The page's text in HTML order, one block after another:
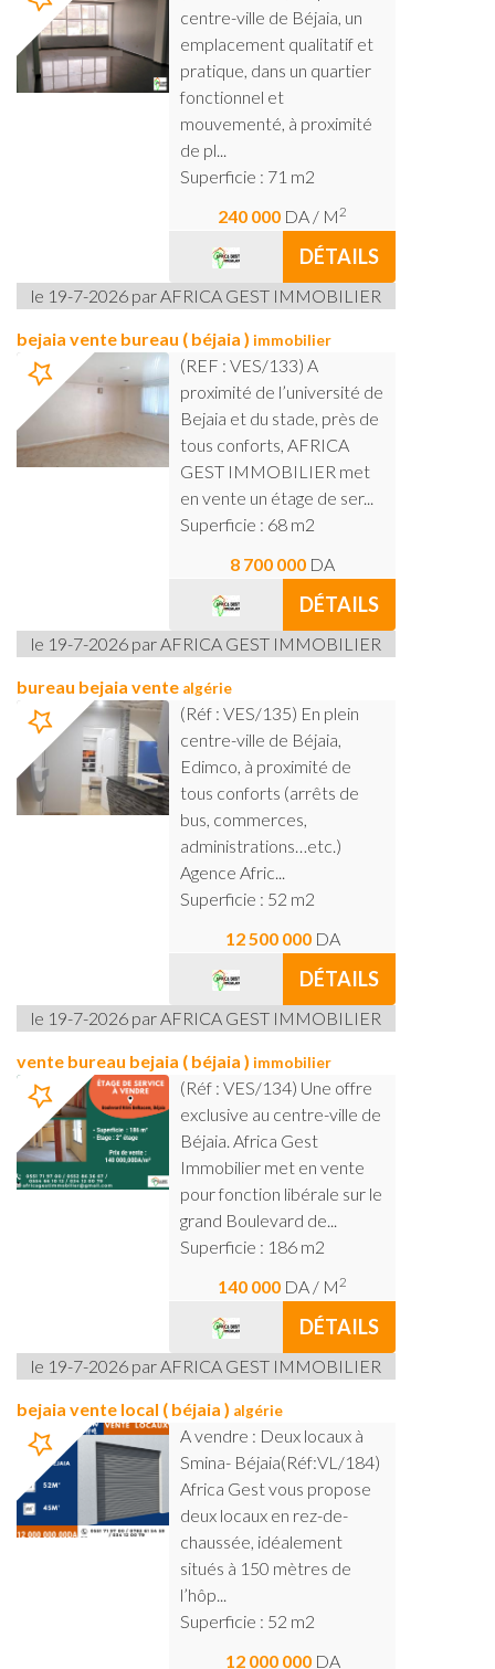
centre-ville de Béjaia, un
emplacement qualitatif et
pratique, dans un quartier
fonctionnel et
mouvementé, à proximité
de pl...
Superficie : 71 m2
240 000 DA / M2
DÉTAILS
le 19-7-2026 par AFRICA GEST IMMOBILIER
bejaia vente bureau ( béjaia ) immobilier
(REF : VES/133) A
proximité de l’université de
Bejaia et du stade, près de
tous conforts, AFRICA
GEST IMMOBILIER met
en vente un étage de ser...
Superficie : 68 m2
8 700 000 DA
DÉTAILS
le 19-7-2026 par AFRICA GEST IMMOBILIER
bureau bejaia vente algérie
(Réf : VES/135) En plein
centre-ville de Béjaia,
Edimco, à proximité de
tous conforts (arrêts de
bus, commerces,
administrations…etc.)
Agence Afric...
Superficie : 52 m2
12 500 000 DA
DÉTAILS
le 19-7-2026 par AFRICA GEST IMMOBILIER
vente bureau bejaia ( béjaia ) immobilier
(Réf : VES/134) Une offre
exclusive au centre-ville de
Béjaia. Africa Gest
Immobilier met en vente
pour fonction libérale sur le
grand Boulevard de...
Superficie : 186 m2
140 000 DA / M2
DÉTAILS
le 19-7-2026 par AFRICA GEST IMMOBILIER
bejaia vente local ( béjaia ) algérie
A vendre : Deux locaux à
Smina- Béjaia(Réf:VL/184)
Africa Gest vous propose
deux locaux en rez-de-
chaussée, idéalement
situés à 150 mètres de
l’hôp...
Superficie : 52 m2
12 000 000 DA